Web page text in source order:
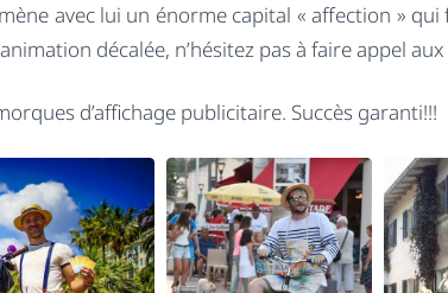
avec lui un énorme capital « affection » qui
décalée, n’hésitez pas à faire appel aux
d’affichage publicitaire. Succès garanti!!!